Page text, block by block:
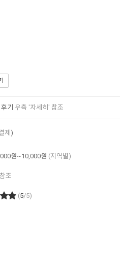
후기 우측 '자세히' 참조
제 )
원~10,000원 (지역별)
조
(5/5)